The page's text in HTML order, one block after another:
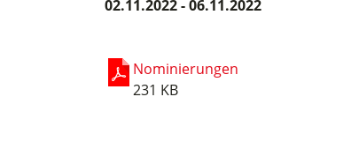
02.11.2022 - 06.11.2022
Nominierungen
231 KB